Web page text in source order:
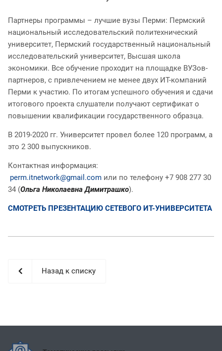
Партнеры программы – лучшие вузы Перми: Пермский
национальный исследовательский политехнический
университет, Пермский государственный национальный
исследовательский университет, Высшая школа
экономики. Все обучение проходит на площадке ВУЗов-
партнеров, с привлечением не менее двух ИТ-компаний
Перми к участию. По итогам успешного обучения и сдачи
итогового проекта слушатели получают сертификат о
повышении квалификации государственного образца.
В 2019-2020 гг. Университет провел более 120 программ, а
это 2 300 выпускников.
Контактная информация:
perm.itnetwork@gmail.com или по телефону +7 908 277 30
34 (Ольга Николаевна Димитрашко).
СМОТРЕТЬ ПРЕЗЕНТАЦИЮ СЕТЕВОГО ИТ-УНИВЕРСИТЕТА
Назад к списку